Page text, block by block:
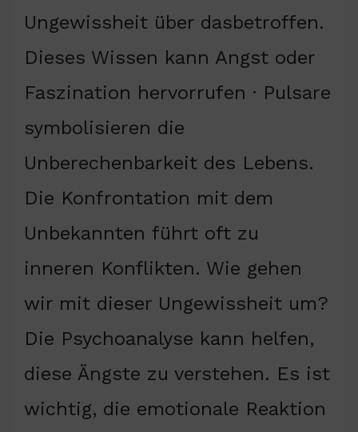
Ungewissheit über dasbetroffen.
Dieses Wissen kann Angst oder
Faszination hervorrufen · Pulsare
symbolisieren die
Unberechenbarkeit des Lebens.
Die Konfrontation mit dem
Unbekannten führt oft zu
inneren Konflikten. Wie gehen
wir mit dieser Ungewissheit um?
Die Psychoanalyse kann helfen,
diese Ängste zu verstehen. Es ist
wichtig, die emotionale Reaktion